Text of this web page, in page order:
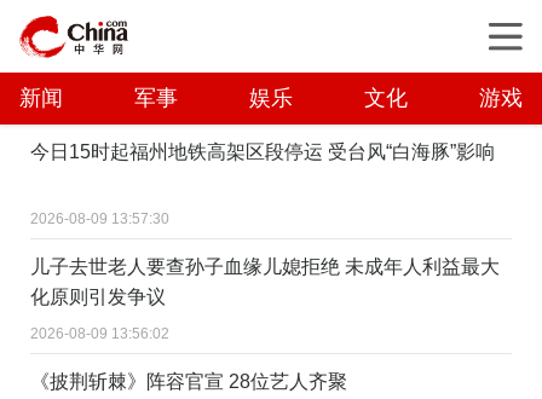
新闻 军事 娱乐 文化 游戏
今日15时起福州地铁高架区段停运 受台风“白海豚”影响
2026-08-09 13:57:30
儿子去世老人要查孙子血缘儿媳拒绝 未成年人利益最大
化原则引发争议
2026-08-09 13:56:02
《披荆斩棘》阵容官宣 28位艺人齐聚